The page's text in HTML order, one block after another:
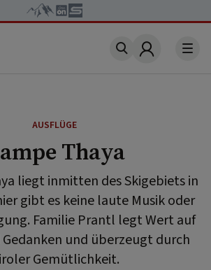
Account
AUSFLÜGE
Thaya
liegt inmitten des Skigebiets in
gibt es keine laute Musik oder
Familie Prantl legt Wert auf
und überzeugt durch
Gemütlichkeit.